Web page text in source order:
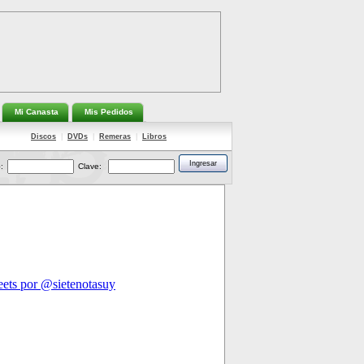
Mi Canasta Mis Pedidos
Discos DVDs Remeras Libros
Clave: